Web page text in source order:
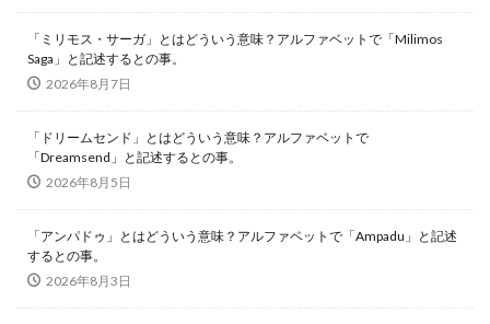
「ミリモス・サーガ」とはどういう意味？アルファベットで「Milimos
Saga」と記述するとの事。
2026年8月7日
「ドリームセンド」とはどういう意味？アルファベットで
「Dreamsend」と記述するとの事。
2026年8月5日
「アンパドゥ」とはどういう意味？アルファベットで「Ampadu」と記述
するとの事。
2026年8月3日